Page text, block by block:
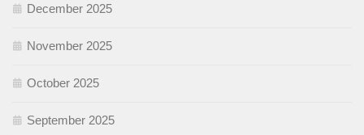
December 2025
November 2025
October 2025
September 2025